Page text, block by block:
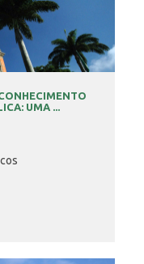
UMA ...